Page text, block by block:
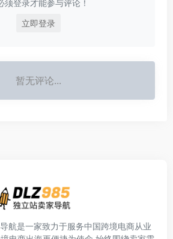
须登录才能参与评论！
立即登录
暂无评论...
航是一家致力于服务中国跨境电商从业